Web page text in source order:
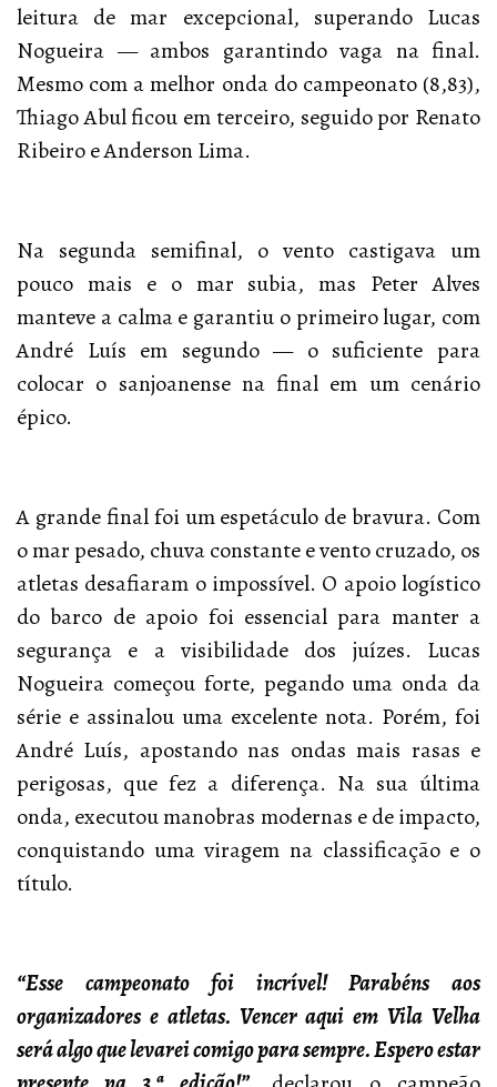
leitura de mar excepcional, superando Lucas
Nogueira — ambos garantindo vaga na final.
Mesmo com a melhor onda do campeonato (8,83),
Thiago Abul ficou em terceiro, seguido por Renato
Ribeiro e Anderson Lima.
Na segunda semifinal, o vento castigava um
pouco mais e o mar subia, mas Peter Alves
manteve a calma e garantiu o primeiro lugar, com
André Luís em segundo — o suficiente para
colocar o sanjoanense na final em um cenário
épico.
A grande final foi um espetáculo de bravura. Com
o mar pesado, chuva constante e vento cruzado, os
atletas desafiaram o impossível. O apoio logístico
do barco de apoio foi essencial para manter a
segurança e a visibilidade dos juízes. Lucas
Nogueira começou forte, pegando uma onda da
série e assinalou uma excelente nota. Porém, foi
André Luís, apostando nas ondas mais rasas e
perigosas, que fez a diferença. Na sua última
onda, executou manobras modernas e de impacto,
conquistando uma viragem na classificação e o
título.
“Esse campeonato foi incrível! Parabéns aos
organizadores e atletas. Vencer aqui em Vila Velha
será algo que levarei comigo para sempre. Espero estar